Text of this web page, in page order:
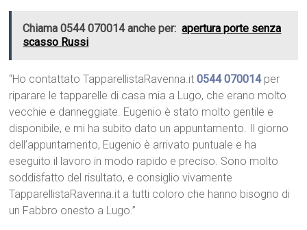
Chiama 0544 070014 anche per: apertura porte senza
scasso Russi
“Ho contattato TapparellistaRavenna.it0544 070014per
riparare le tapparelle di casa mia a Lugo, che erano molto
vecchie e danneggiate. Eugenio è stato molto gentile e
disponibile, e mi ha subito dato un appuntamento. Il giorno
dell’appuntamento, Eugenio è arrivato puntuale e ha
eseguito il lavoro in modo rapido e preciso. Sono molto
soddisfatto del risultato, e consiglio vivamente
TapparellistaRavenna.it a tutti coloro che hanno bisogno di
un Fabbro onesto a Lugo.”